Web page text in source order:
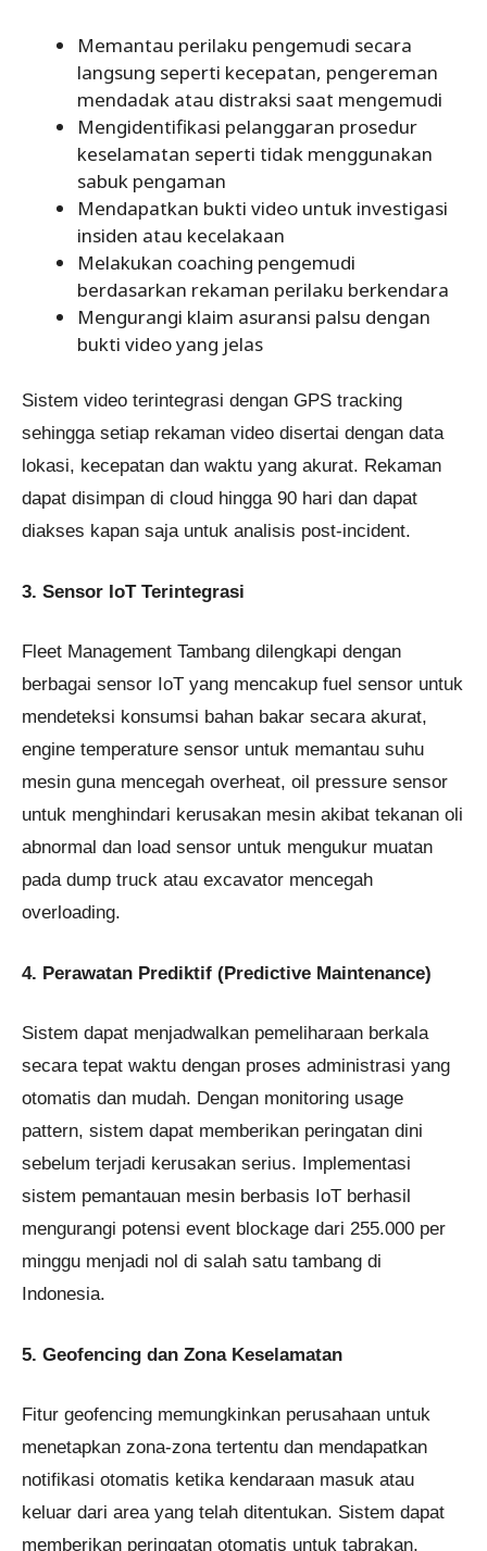
Memantau perilaku pengemudi secara
langsung seperti kecepatan, pengereman
mendadak atau distraksi saat mengemudi
Mengidentifikasi pelanggaran prosedur
keselamatan seperti tidak menggunakan
sabuk pengaman
Mendapatkan bukti video untuk investigasi
insiden atau kecelakaan
Melakukan coaching pengemudi
berdasarkan rekaman perilaku berkendara
Mengurangi klaim asuransi palsu dengan
bukti video yang jelas
Sistem video terintegrasi dengan GPS tracking
sehingga setiap rekaman video disertai dengan data
lokasi, kecepatan dan waktu yang akurat. Rekaman
dapat disimpan di cloud hingga 90 hari dan dapat
diakses kapan saja untuk analisis post-incident.
3. Sensor IoT Terintegrasi
Fleet Management Tambang dilengkapi dengan
berbagai sensor IoT yang mencakup fuel sensor untuk
mendeteksi konsumsi bahan bakar secara akurat,
engine temperature sensor untuk memantau suhu
mesin guna mencegah overheat, oil pressure sensor
untuk menghindari kerusakan mesin akibat tekanan oli
abnormal dan load sensor untuk mengukur muatan
pada dump truck atau excavator mencegah
overloading.
4. Perawatan Prediktif (Predictive Maintenance)
Sistem dapat menjadwalkan pemeliharaan berkala
secara tepat waktu dengan proses administrasi yang
otomatis dan mudah. Dengan monitoring usage
pattern, sistem dapat memberikan peringatan dini
sebelum terjadi kerusakan serius. Implementasi
sistem pemantauan mesin berbasis IoT berhasil
mengurangi potensi event blockage dari 255.000 per
minggu menjadi nol di salah satu tambang di
Indonesia.
5. Geofencing dan Zona Keselamatan
Fitur geofencing memungkinkan perusahaan untuk
menetapkan zona-zona tertentu dan mendapatkan
notifikasi otomatis ketika kendaraan masuk atau
keluar dari area yang telah ditentukan. Sistem dapat
memberikan peringatan otomatis untuk tabrakan,